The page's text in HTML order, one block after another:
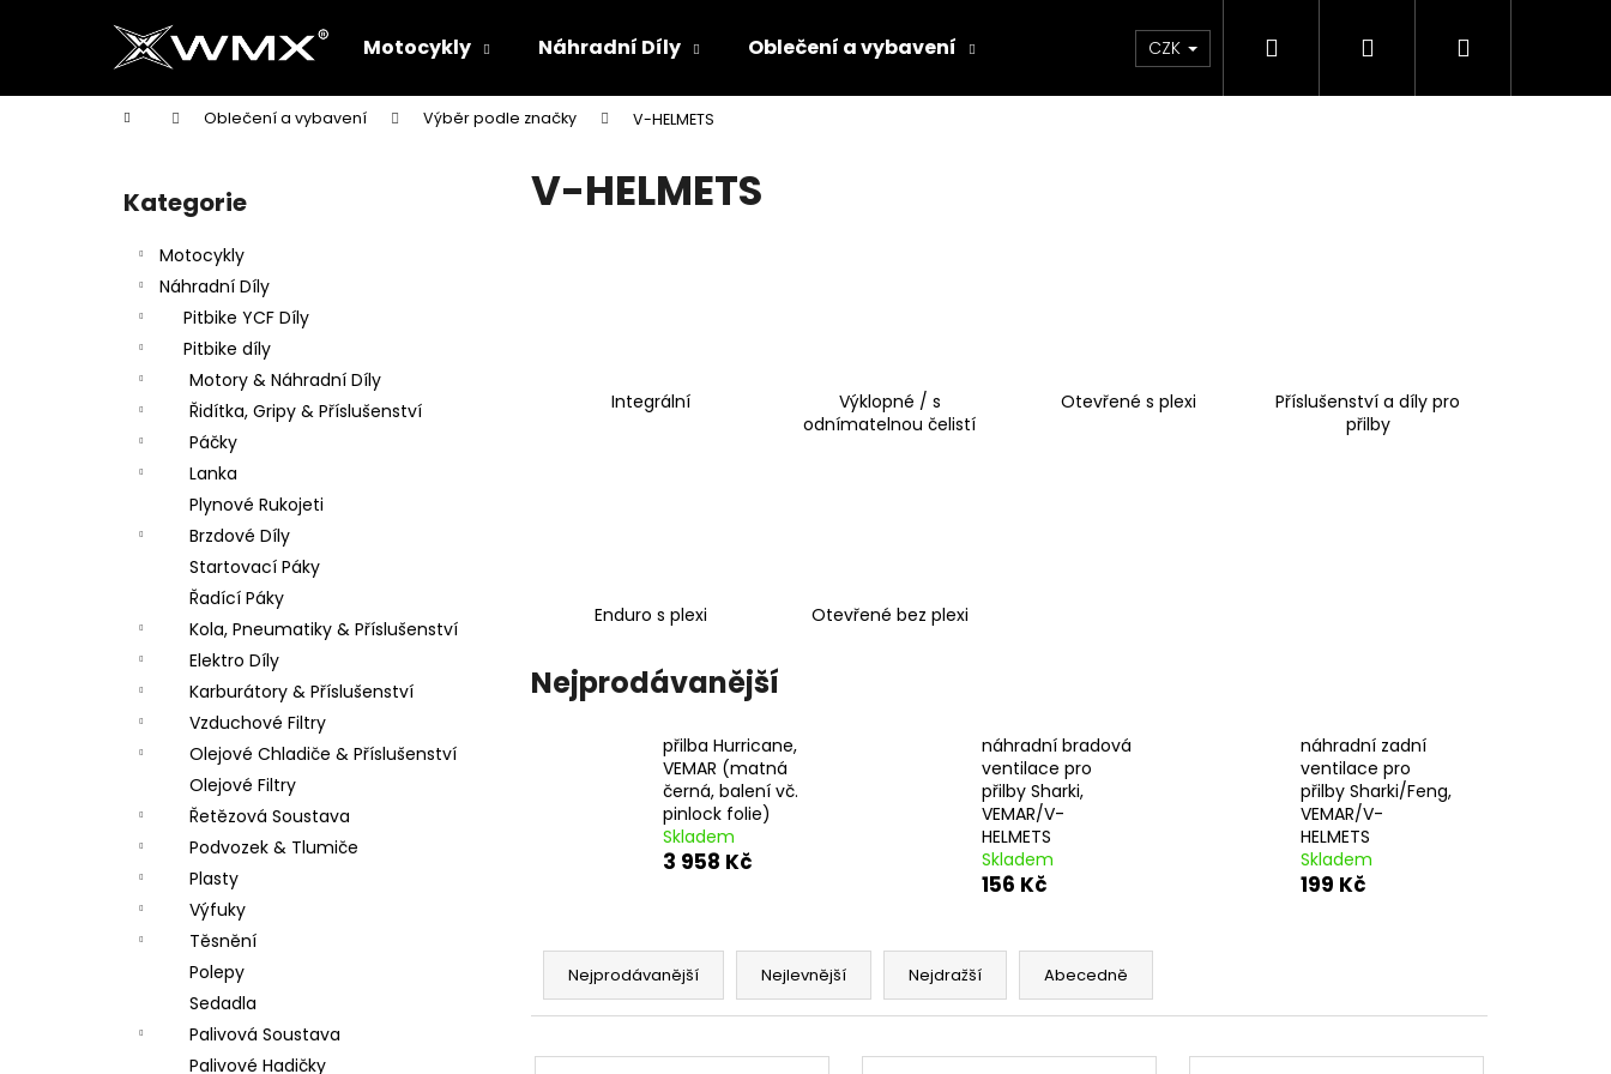
Motocykly Náhradní Díly Oblečení a vybavení Oleje & Maziva Příslušenství Dárkové
CZK Hledat PřihlášeníNákupní
Domů Oblečení a vybavení Výběr podle značky V-HELMETS
Přeskočit
kategorie
Kategorie
Motocykly
Náhradní Díly
Pitbike YCF Díly
Pitbike díly
Motory & Náhradní Díly
Řidítka, Gripy & Příslušenství
Páčky
Lanka
Plynové Rukojeti
Brzdové Díly
Startovací Páky
Řadící Páky
Kola, Pneumatiky & Příslušenství
Elektro Díly
Karburátory & Příslušenství
Vzduchové Filtry
Olejové Chladiče & Příslušenství
Olejové Filtry
Řetězová Soustava
Podvozek & Tlumiče
Plasty
Výfuky
Těsnění
Polepy
Sedadla
Palivová Soustava
Palivové Hadičky
V-HELMETS
Integrální
Výklopné / s
odnímatelnou čelistí
Otevřené s plexi
Příslušenství a díly pro
přilby
Enduro s plexi Otevřené bez plexi
Nejprodávanější
přilba Hurricane,
VEMAR (matná
černá, balení vč.
pinlock folie)
Skladem
3 958 Kč
náhradní bradová
ventilace pro
přilby Sharki,
VEMAR/V-
HELMETS
Skladem
156 Kč
náhradní zadní
ventilace pro
přilby Sharki/Feng,
VEMAR/V-
HELMETS
Skladem
199 Kč
Ř
z
Nejprodávanější Nejlevnější Nejdražší Abecedně
V
í
Zpět
do
Zpět
do
Co potřebujete najít?
LOŽISKO KOLA 6202 2RS STOMP,
DEMONX ,WPB